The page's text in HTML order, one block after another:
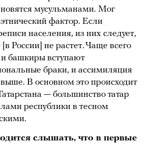
мусульманами. Мог
фактор. Если
населения, из них следует,
[в России] не растет. Чаще всего
башкиры вступают
браки, и ассимиляция
В основном это происходит
— большинство татар
республики в тесном
слышать, что в первые